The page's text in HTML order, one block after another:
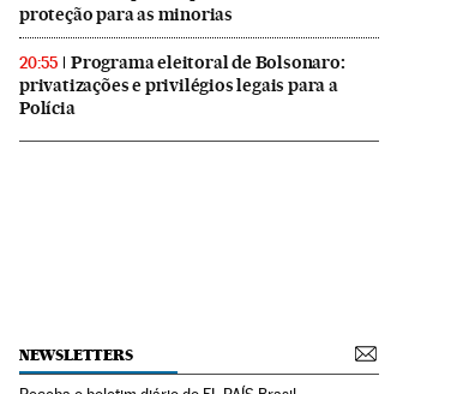
proteção para as minorias
20:55
Programa eleitoral de Bolsonaro:
privatizações e privilégios legais para a
Polícia
NEWSLETTERS